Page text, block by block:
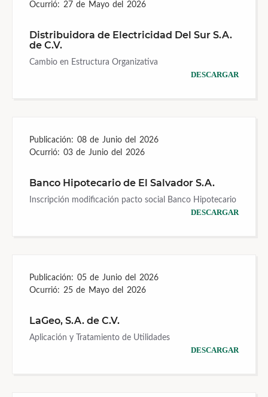
Ocurrió: 27 de Mayo del 2026
Distribuidora de Electricidad Del Sur S.A.
de C.V.
Cambio en Estructura Organizativa
DESCARGAR
Publicación: 08 de Junio del 2026
Ocurrió: 03 de Junio del 2026
Banco Hipotecario de El Salvador S.A.
Inscripción modificación pacto social Banco Hipotecario
DESCARGAR
Publicación: 05 de Junio del 2026
Ocurrió: 25 de Mayo del 2026
LaGeo, S.A. de C.V.
Aplicación y Tratamiento de Utilidades
DESCARGAR